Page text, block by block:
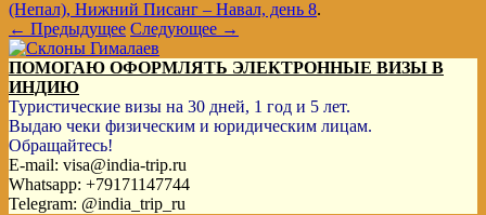
(Непал), Нижний Писанг – Навал, день 8.
← Предыдущее Следующее →
ПОМОГАЮ ОФОРМЛЯТЬ ЭЛЕКТРОННЫЕ ВИЗЫ В
ИНДИЮ
Туристические визы на 30 дней, 1 год и 5 лет.
Выдаю чеки физическим и юридическим лицам.
Обращайтесь!
E-mail: visa@india-trip.ru
Whatsapp: +79171147744
Telegram: @india_trip_ru